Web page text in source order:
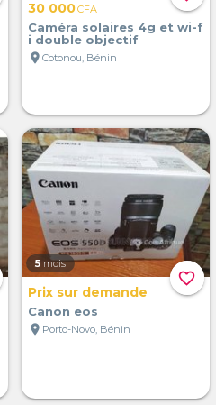
30 000CFA
Caméra solaires 4g et wi-f
i double objectif
location_on Cotonou, Bénin
favorite_border
5 mois
Prix sur demande
Canon eos
location_on Porto-Novo, Bénin